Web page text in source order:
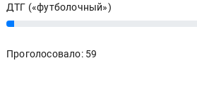
ДТГ («футболочный»)
3%
Проголосовало: 59